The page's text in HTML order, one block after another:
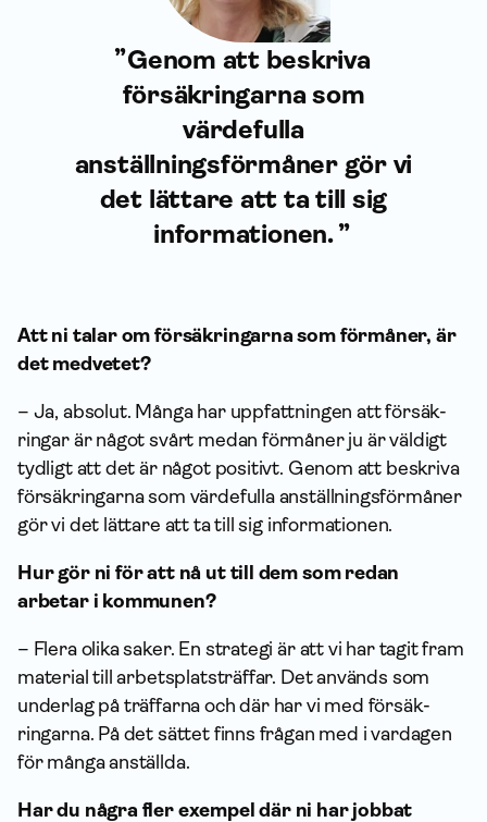
Genom att beskriva
försäkringarna som
värdefulla
anställningsförmåner gör vi
det lättare att ta till sig
informationen.
Att ni talar om försäkringarna som förmåner, är
det medvetet?
– Ja, absolut. Många har uppfattningen att försäk­
ringar är något svårt medan förmåner ju är väldigt
tydligt att det är något positivt. Genom att beskriva
försäk­ringarna som värdefulla anställningsförmåner
gör vi det lättare att ta till sig infor­mationen.
Hur gör ni för att nå ut till dem som redan
arbetar i kommunen?
– Flera olika saker. En strategi är att vi har tagit fram
material till arbetsplatsträffar. Det används som
underlag på träffarna och där har vi med försäk­
ringarna. På det sättet finns frågan med i vardagen
för många anställda.
Har du några fler exempel där ni har jobbat